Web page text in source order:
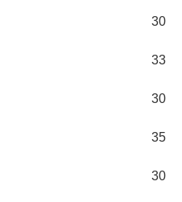
30
33
30
35
30